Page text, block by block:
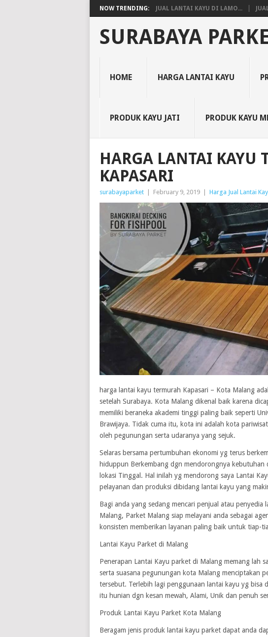
NOW TRENDING: JUAL LANTAI KAYU DI LAMO...
SURABAYA
HOME HARGA LANTAI KAYU
PRODUK KAYU JATI PRODUK KAYU
HARGA LANTAI KAYU
KAPASARI
surabayaparket February 9, 2019 Harga Jual Lantai
harga lantai kayu termurah Kapasari – Kota Malang
setelah Surabaya. Kota Malang dikenal baik karena
memiliki beraneka akademi tinggi paling baik seperti
Brawijaya. Tidak cuma itu, kota ini adalah kota
oleh pegunungan serta udaranya yang sejuk.
Selaras bersama pertumbuhan ekonomi yg terus
hiduppun Berkembang dgn mendorongnya kebutuhan
lokasi Tinggal. Hal inilah yg mendorong saya Lantai
pelayanan dan produksi dibidang lantai kayu yang
Bagi anda yang sedang mencari penjual atau
Malang, Parket Malang siap melayani anda sebagai
konsisten memberikan layanan paling baik untuk tiap-
Lantai Kayu Parket di Malang
Penerapan Lantai Kayu parket di Malang memang lah
serta suasana pegunungan kota Malang menciptakan
tersebut. Terlebih lagi penggunaan lantai kayu yg bisa
itu hunian dgn kesan mewah, Alami, Unik dan penuh
Produk Lantai Kayu Parket Kota Malang
Beragam jenis produk lantai kayu parket dapat anda